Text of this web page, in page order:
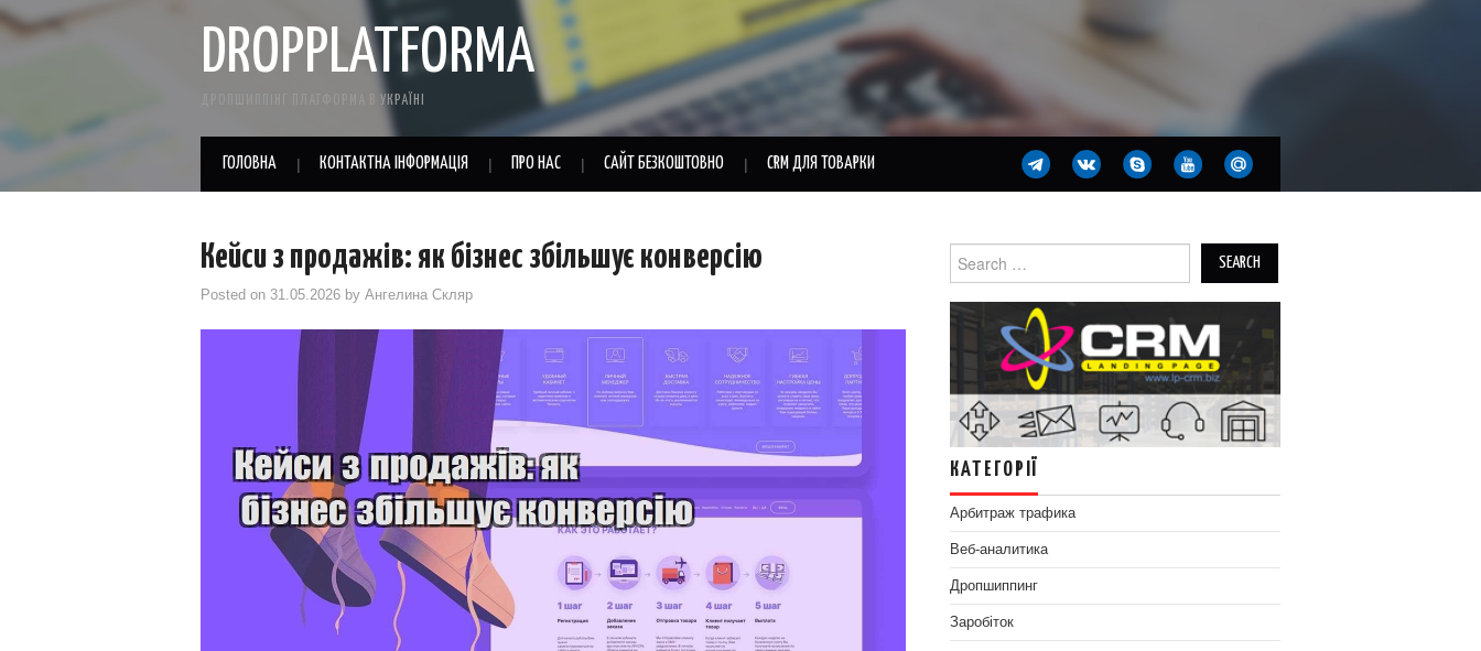
DROPPLATFORMA
ДРОПШИППІНГ ПЛАТФОРМА В УКРАЇНІ
ГОЛОВНА КОНТАКТНА ІНФОРМАЦІЯ ПРО НАС САЙТ БЕЗКОШТОВНО CRM ДЛЯ ТОВАРКИ
Кейси з продажів: як бізнес збільшує конверсію
Posted on 31.05.2026 by Ангелина Скляр
for:
КАТЕГОРІЇ
Арбитраж трафика
Веб-аналитика
Дропшиппинг
Заробіток